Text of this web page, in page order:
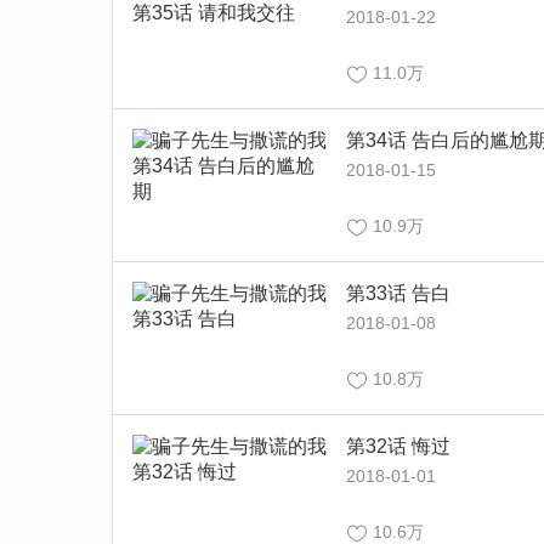
2018-01-22
11.0万
第34话 告白后的尴尬
2018-01-15
10.9万
第33话 告白
2018-01-08
10.8万
第32话 悔过
2018-01-01
10.6万